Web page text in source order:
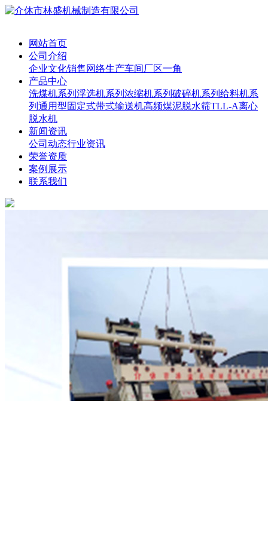
网站首页
公司介绍
企业文化销售网络生产车间厂区一角
产品中心
洗煤机系列 浮选机系列 浓缩机系列 破碎机系列 给料机系
列 通用型固定式带式输送机高频煤泥脱水筛TLL-A离心
脱水机
新闻资讯
公司动态行业资讯
荣誉资质
案例展示
联系我们